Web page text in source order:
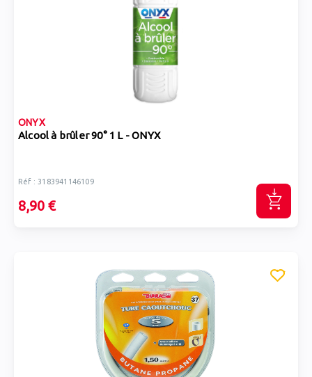
ONYX
Alcool à brûler 90° 1 L - ONYX
Réf : 3183941146109
8,90 €